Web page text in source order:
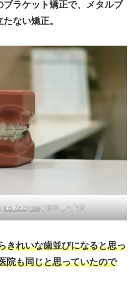
ブラケット矯正で、メタルブ
ない矯正。
Kalayomが撮影した写真
きれいな歯並びになると思っ
院も同じと思っていたので